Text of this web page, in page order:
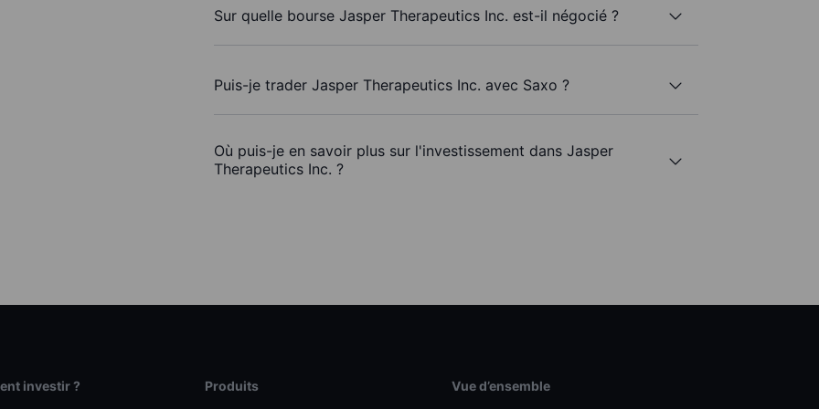
Sur quelle bourse Jasper Therapeutics Inc. est-il négocié ?
Puis-je trader Jasper Therapeutics Inc. avec Saxo ?
Où puis-je en savoir plus sur l'investissement dans Jasper
Therapeutics Inc. ?
investir ? Produits Vue d’ensemble